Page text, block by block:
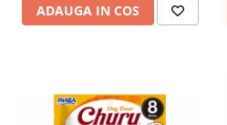
ADAUGA IN COS